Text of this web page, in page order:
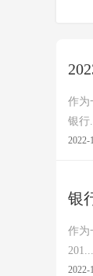
作为
银行
2022-
银
作为
201...
2022-